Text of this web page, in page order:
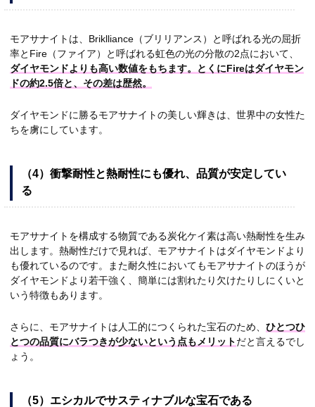
モアサナイトは、Briklliance（ブリリアンス）と呼ばれる光の屈折
率とFire（ファイア）と呼ばれる虹色の光の分散の2点において、
ダイヤモンドよりも高い数値をもちます。とくにFireはダイヤモン
ドの約2.5倍と、その差は歴然。
ダイヤモンドに勝るモアサナイトの美しい輝きは、世界中の女性た
ちを虜にしています。
（4）衝撃耐性と熱耐性にも優れ、品質が安定してい
る
モアサナイトを構成する物質である炭化ケイ素は高い熱耐性を生み
出します。熱耐性だけで見れば、モアサナイトはダイヤモンドより
も優れているのです。また耐久性においてもモアサナイトのほうが
ダイヤモンドより若干強く、簡単には割れたり欠けたりしにくいと
いう特徴もあります。
さらに、モアサナイトは人工的につくられた宝石のため、 ひとつひ
とつの品質にバラつきが少ないという点もメリットだと言えるでし
ょう。
（5）エシカルでサスティナブルな宝石である